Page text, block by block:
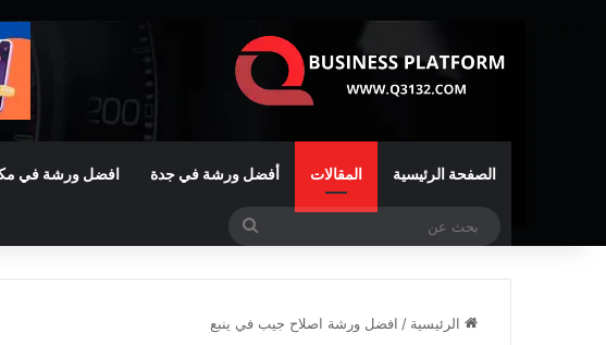
الصفحة الرئيسية المقالات أفضل ورشة في جدة افضل ورشة في
الرئيسية / افضل ورشة اصلاح جيب في ينبع